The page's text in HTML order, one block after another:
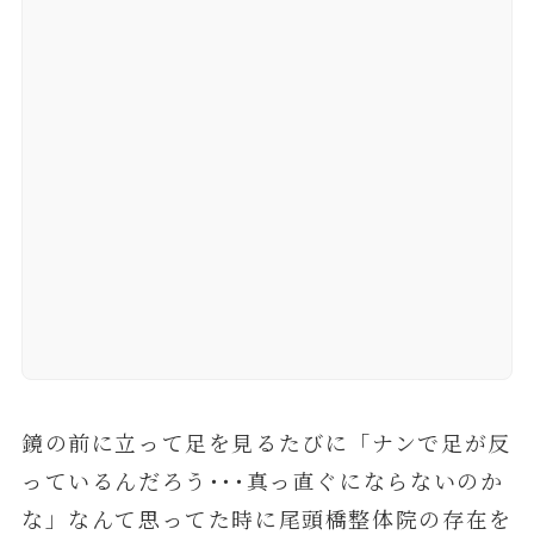
鏡の前に立って足を見るたびに「ナンで足が反
っているんだろう･･･真っ直ぐにならないのか
な」なんて思ってた時に尾頭橋整体院の存在を